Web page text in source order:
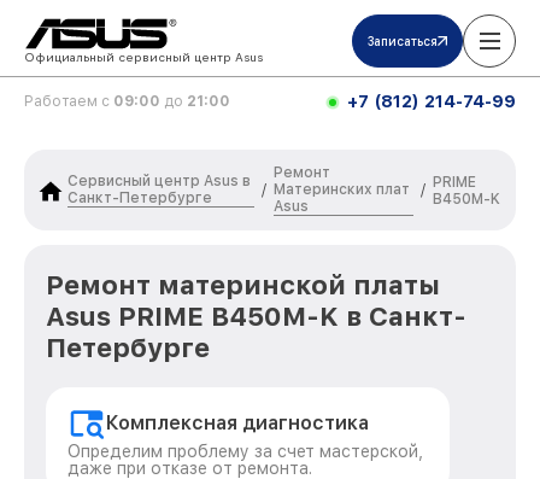
Официальный сервисный центр Asus
Записаться
Работаем с 09:00 до 21:00 +7 (812) 214-74-99
Сервисный центр Asus в
Санкт-Петербурге
/
Ремонт
Материнских плат
Asus
/ PRIME
B450M-K
Ремонт материнской платы
Asus PRIME B450M-K в Санкт-
Петербурге
Комплексная диагностика
Определим проблему за счет мастерской,
даже при отказе от ремонта.